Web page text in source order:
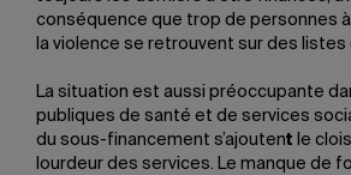
conséquence que trop de personnes
la violence se retrouvent sur des listes
La situation est aussi préoccupante
publiques de santé et de services
du sous-financement s’ajoutent le
lourdeur des services. Le manque de